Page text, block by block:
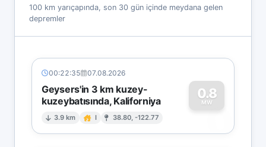
100 km yarıçapında, son 30 gün içinde meydana gelen
depremler
00:22:35 07.08.2026
Geysers'in 3 km kuzey-
kuzeybatısında, Kaliforniya
3.9 km I 38.80, -122.77
0.8
MW
0